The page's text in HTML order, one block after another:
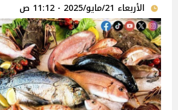
الأربعاء 21/مايو/2025 - 11:12 ص